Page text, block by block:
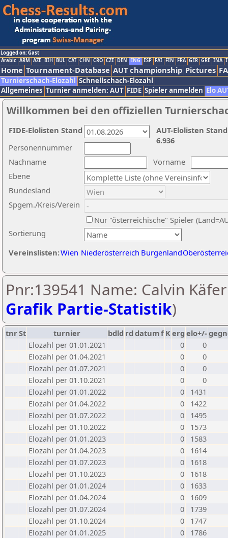
Logged on: Gast
Arabic ARM AZE BIH BUL CAT CHN CRO CZE DEN ENG ESP FAI FIN FRA GER GRE INA
Home Tournament-Database AUT championship Pictures
Turnierschach-Elozahl Schnellschach-Elozahl
Allgemeines Turnier anmelden: AUT FIDE Spieler anmelden Elo
Willkommen bei den offiziellen
Nachname
Vorname
Ebene
Sortierung
Personennummer
Bundesland
Spgem./Kreis/Verein
Nur "österreichische" Spieler
Vereinslisten:Wien Niederösterreich Burgenland
AUT-Elolisten
6.936
FIDE-Elolisten Stand
Pnr:139541 Name: Calvin
Grafik Partie-Statistik)
tnrSt turnier bdld rd datumf Kerg elo+/-
Elozahl per 01.01.2021
0
0
Elozahl per 01.04.2021
0
0
Elozahl per 01.07.2021
0
0
Elozahl per 01.10.2021
0
0
Elozahl per 01.01.2022
0
1431
Elozahl per 01.04.2022
0
1422
Elozahl per 01.07.2022
0
1495
Elozahl per 01.10.2022
0
1573
Elozahl per 01.01.2023
0
1583
Elozahl per 01.04.2023
0
1614
Elozahl per 01.07.2023
0
1618
Elozahl per 01.10.2023
0
1618
Elozahl per 01.01.2024
0
1633
Elozahl per 01.04.2024
0
1609
Elozahl per 01.07.2024
0
1739
Elozahl per 01.10.2024
0
1747
Elozahl per 01.01.2025
0
1786